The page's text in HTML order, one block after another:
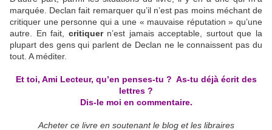
marquée. Declan fait remarquer qu’il n’est pas moins méchant de
critiquer une personne qui a une « mauvaise réputation » qu’une
autre. En fait, critiquern’est jamais acceptable, surtout que la
plupart des gens qui parlent de Declan ne le connaissent pas du
tout. A méditer.
Et toi, Ami Lecteur, qu’en penses-tu ? As-tu déjà écrit des
lettres ?
Dis-le moi en commentaire.
Acheter ce livre en soutenant le blog et les libraires